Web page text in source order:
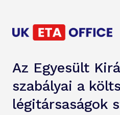
Az Egyesült
szabályai a
légitársaságok